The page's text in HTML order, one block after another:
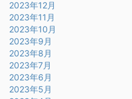
2023年12月
2023年11月
2023年10月
2023年9月
2023年8月
2023年7月
2023年6月
2023年5月